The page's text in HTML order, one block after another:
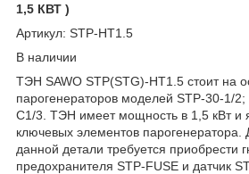
1,5 КВТ )
Артикул: STP-HT1.5
В наличии
ТЭН SAWO STP(STG)-HT1.5 стоит на
парогенераторов моделей STP-30-1/
C1/3. ТЭН имеет мощность в 1,5 кВт и
ключевых элементов парогенератора.
данной детали требуется приобрести
предохранителя STP-FUSE и датчик